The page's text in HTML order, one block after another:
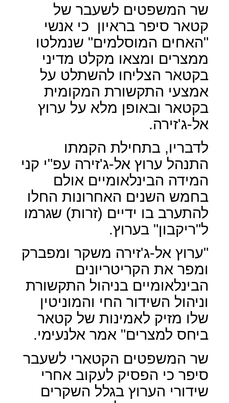
שר המשפטים לשעבר של
קטאר סיפר בראיון כי אנשי
"האחים המוסלמים" שנמלטו
ממצרים ומצאו מקלט מדיני
בקטאר הצליחו להשתלט על
אמצעי התקשורת המקומית
בקטאר ובאופן מלא על ערוץ
אל-ג'זירה.
לדבריו, בתחילת הקמתו
התנהל ערוץ אל-ג'זירה עפ"י קני
המידה הבינלאומיים אולם
בחמש השנים האחרונות החלו
להתערב בו ידיים (זרות) שגרמו
ל"ריקבון" בערוץ.
"ערוץ אל-ג'זירה משקר ומפברק
ומפר את הקריטריונים
הבינלאומיים בניהול התקשורת
וניהול השידור החי והמוניטין
שלו מזיק לאמינות של קטאר
ביחס למצרים" אמר אלנעימי.
שר המשפטים הקטארי לשעבר
סיפר כי הפסיק לעקוב אחרי
שידורי הערוץ בגלל השקרים